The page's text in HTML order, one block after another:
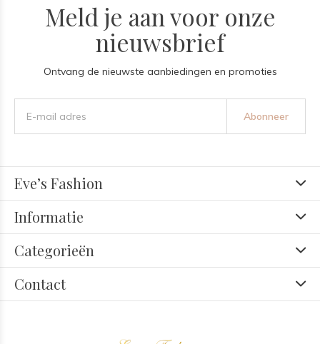
Meld je aan voor onze
nieuwsbrief
Ontvang de nieuwste aanbiedingen en promoties
Abonneer
Eve’s Fashion
Informatie
Categorieën
Contact